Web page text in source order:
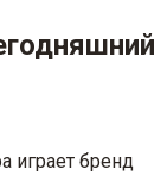
играет бренд